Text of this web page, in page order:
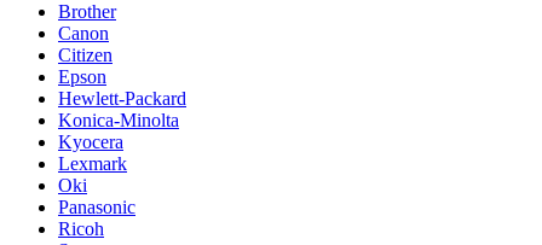
Brother
Canon
Citizen
Epson
Hewlett-Packard
Konica-Minolta
Kyocera
Lexmark
Oki
Panasonic
Ricoh